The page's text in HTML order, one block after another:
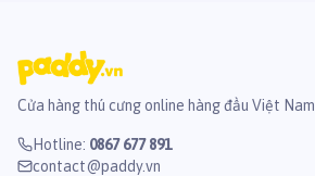
Cửa hàng thú cưng online hàng đầu Việt Nam
Hotline: 0867 677 891
contact@paddy.vn